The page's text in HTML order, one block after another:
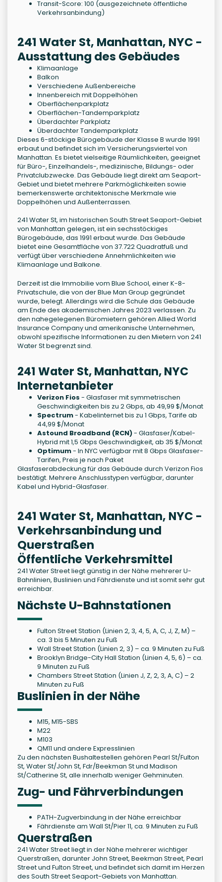
Transit-Score: 100 (ausgezeichnete öffentliche
Verkehrsanbindung)
241 Water St, Manhattan, NYC -
Ausstattung des Gebäudes
Klimaanlage
Balkon
Verschiedene Außenbereiche
Innenbereich mit Doppelhöhen
Oberflächenparkplatz
Oberflächen-Tandemparkplatz
Überdachter Parkplatz
Überdachter Tandemparkplatz
Dieses 6-stöckige Bürogebäude der Klasse B wurde 1991
erbaut und befindet sich im Versicherungsviertel von
Manhattan. Es bietet vielseitige Räumlichkeiten, geeignet
für Büro-, Einzelhandels-, medizinische, Bildungs- oder
Privatclubzwecke. Das Gebäude liegt direkt am Seaport-
Gebiet und bietet mehrere Parkmöglichkeiten sowie
bemerkenswerte architektonische Merkmale wie
Doppelhöhen und Außenterrassen.
241 Water St, im historischen South Street Seaport-Gebiet
von Manhattan gelegen, ist ein sechsstöckiges
Bürogebäude, das 1991 erbaut wurde. Das Gebäude
bietet eine Gesamtfläche von 37.722 Quadratfuß und
verfügt über verschiedene Annehmlichkeiten wie
Klimaanlage und Balkone.
Derzeit ist die Immobilie vom Blue School, einer K-8-
Privatschule, die von der Blue Man Group gegründet
wurde, belegt. Allerdings wird die Schule das Gebäude
am Ende des akademischen Jahres 2023 verlassen. Zu
den nahegelegenen Büromietern gehören Allied World
Insurance Company und amerikanische Unternehmen,
obwohl spezifische Informationen zu den Mietern von 241
Water St begrenzt sind.
241 Water St, Manhattan, NYC
Internetanbieter
Verizon Fios - Glasfaser mit symmetrischen
Geschwindigkeiten bis zu 2 Gbps, ab 49,99 $/Monat
Spectrum- Kabelinternet bis zu 1 Gbps, Tarife ab
44,99 $/Monat
Astound Broadband (RCN)- Glasfaser/Kabel-
Hybrid mit 1,5 Gbps Geschwindigkeit, ab 35 $/Monat
Optimum- In NYC verfügbar mit 8 Gbps Glasfaser-
Tarifen, Preis je nach Paket
Glasfaserabdeckung für das Gebäude durch Verizon Fios
bestätigt. Mehrere Anschlusstypen verfügbar, darunter
Kabel und Hybrid-Glasfaser.
241 Water St, Manhattan, NYC -
Verkehrsanbindung und
Querstraßen
Öffentliche Verkehrsmittel
241 Water Street liegt günstig in der Nähe mehrerer U-
Bahnlinien, Buslinien und Fährdienste und ist somit sehr gut
erreichbar.
Nächste U-Bahnstationen
Fulton Street Station (Linien 2, 3, 4, 5, A, C, J, Z, M) –
ca. 3 bis 5 Minuten zu Fuß
Wall Street Station (Linien 2, 3) – ca. 9 Minuten zu Fuß
Brooklyn Bridge-City Hall Station (Linien 4, 5, 6) – ca.
9 Minuten zu Fuß
Chambers Street Station (Linien J, Z, 2, 3, A, C) – 2
Minuten zu Fuß
Buslinien in der Nähe
M15, M15-SBS
M22
M103
QM11 und andere Expresslinien
Zu den nächsten Bushaltestellen gehören Pearl St/Fulton
St, Water St/John St, Fdr/Beekman St und Madison
St/Catherine St, alle innerhalb weniger Gehminuten.
Zug- und Fährverbindungen
PATH-Zugverbindung in der Nähe erreichbar
Fährdienste am Wall St/Pier 11, ca. 9 Minuten zu Fuß
Querstraßen
241 Water Street liegt in der Nähe mehrerer wichtiger
Querstraßen, darunter John Street, Beekman Street, Pearl
Street und Fulton Street, und befindet sich damit im Herzen
des South Street Seaport-Gebiets von Manhattan.